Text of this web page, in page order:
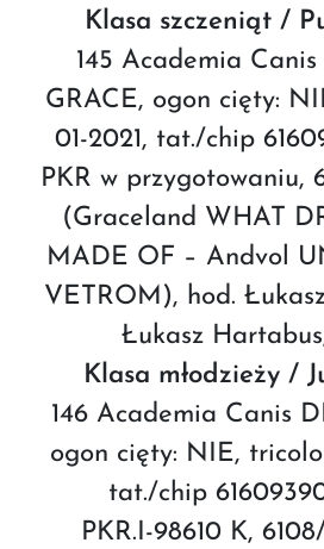
Klasa szczeniąt /
145 Academia
GRACE, ogon cięty:
01-2021, tat./chip
PKR w przygotowaniu,
(Graceland WHAT
MADE OF – Andvol
VETROM), hod.
Łukasz
Klasa młodzieży /
146 Academia Canis
ogon cięty: NIE,
tat./chip
PKR.I-98610 K,